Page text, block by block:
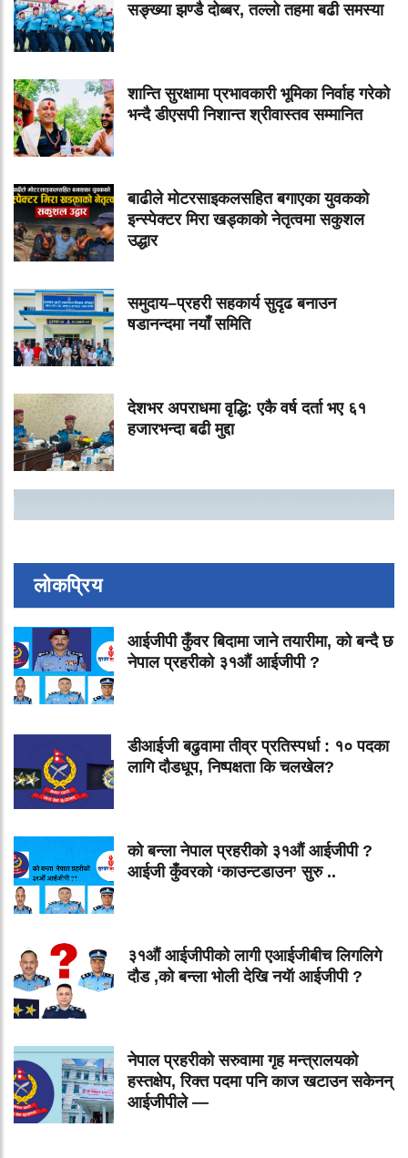
सङ्ख्या झण्डै दोब्बर, तल्लो तहमा बढी समस्या
शान्ति सुरक्षामा प्रभावकारी भूमिका निर्वाह गरेको
भन्दै डीएसपी निशान्त श्रीवास्तव सम्मानित
बाढीले मोटरसाइकलसहित बगाएका युवकको
इन्स्पेक्टर मिरा खड्काको नेतृत्वमा सकुशल
उद्धार
समुदाय–प्रहरी सहकार्य सुदृढ बनाउन
षडानन्दमा नयाँ समिति
देशभर अपराधमा वृद्धि: एकै वर्ष दर्ता भए ६१
हजारभन्दा बढी मुद्दा
लोकप्रिय
आईजीपी कुँवर बिदामा जाने तयारीमा, को बन्दै छ
नेपाल प्रहरीको ३१औं आईजीपी ?
डीआईजी बढुवामा तीव्र प्रतिस्पर्धा : १० पदका
लागि दौडधूप, निष्पक्षता कि चलखेल?
को बन्ला नेपाल प्रहरीको ३१औं आईजीपी ?
आईजी कुँवरको ‘काउन्टडाउन’ सुरु ..
३१औं आईजीपीको लागी एआईजीबीच लिगलिगे
दौड ,को बन्ला भोली देखि नयॅा आईजीपी ?
नेपाल प्रहरीको सरुवामा गृह मन्त्रालयको
हस्तक्षेप, रिक्त पदमा पनि काज खटाउन सकेनन्
आईजीपीले —